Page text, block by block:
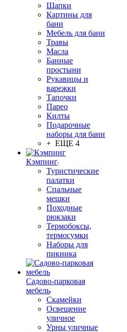
Шапки
Картины для
бани
Мебель для бани
Травы
Масла
Банные
простыни
Рукавицы и
варежки
Тапочки
Парео
Килты
Подарочные
наборы для бани
+ ЕЩЕ 4
Кэмпинг
Туристические
палатки
Спальные
мешки
Походные
рюкзаки
Термобоксы,
термосумки
Наборы для
пикника
Садово-парковая
мебель
Скамейки
Освещение
уличное
Урны уличные